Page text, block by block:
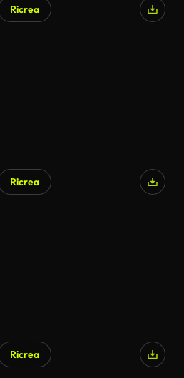
Ricrea
Ricrea
Ricrea